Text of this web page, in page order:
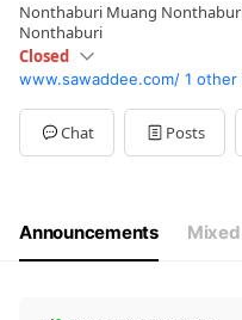
Nonthaburi Muang
Nonthaburi
Closed
SunClosed
Mon08:30 - 17:30
Tue08:30 - 17:30
Wed08:30 - 17:30
www.sawaddee.com/ 1 other
Chat Posts
Announcements